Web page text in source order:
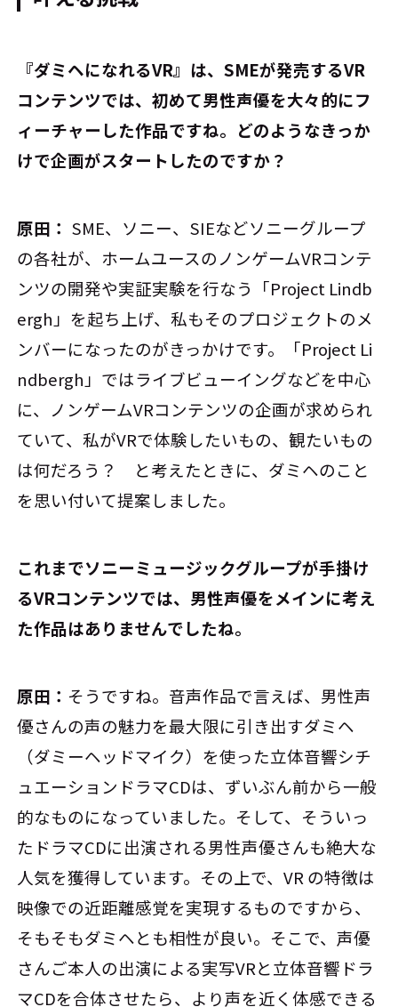
――『ダミヘになれるVR』は、SMEが発売するVR
コンテンツでは、初めて男性声優を大々的にフ
ィーチャーした作品ですね。どのようなきっか
けで企画がスタートしたのですか？
原田： SME、ソニー、SIEなどソニーグループ
の各社が、ホームユースのノンゲームVRコンテ
ンツの開発や実証実験を行なう「Project Lindb
ergh」を起ち上げ、私もそのプロジェクトのメ
ンバーになったのがきっかけです。「Project Li
ndbergh」ではライブビューイングなどを中心
に、ノンゲームVRコンテンツの企画が求められ
ていて、私がVRで体験したいもの、観たいもの
は何だろう？ と考えたときに、ダミヘのこと
を思い付いて提案しました。
――これまでソニーミュージックグループが手掛け
るVRコンテンツでは、男性声優をメインに考え
た作品はありませんでしたね。
原田： そうですね。音声作品で言えば、男性声
優さんの声の魅力を最大限に引き出すダミヘ
（ダミーヘッドマイク）を使った立体音響シチ
ュエーションドラマCDは、ずいぶん前から一般
的なものになっていました。そして、そういっ
たドラマCDに出演される男性声優さんも絶大な
人気を獲得しています。その上で、VR の特徴は
映像での近距離感覚を実現するものですから、
そもそもダミヘとも相性が良い。そこで、声優
さんご本人の出演による実写VRと立体音響ドラ
マCDを合体させたら、より声を近く体感できる